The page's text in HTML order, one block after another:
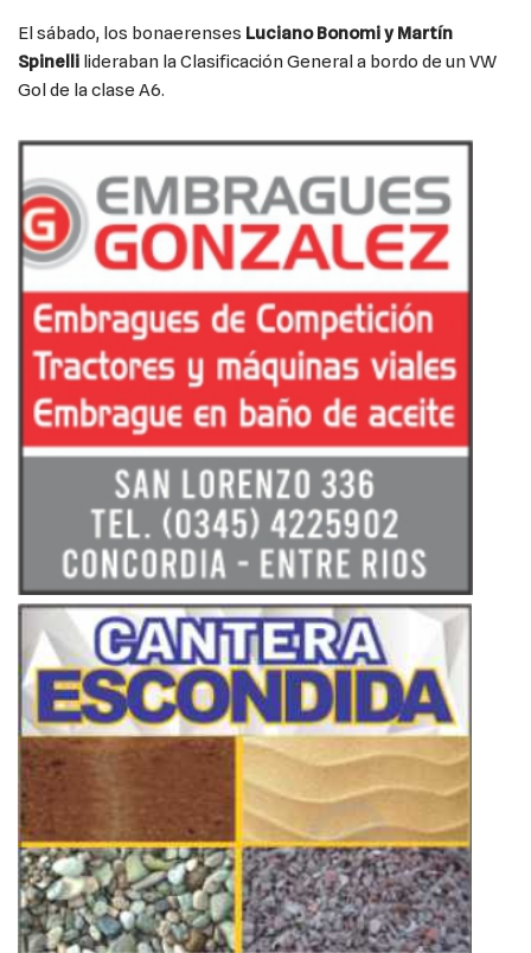
El sábado, los bonaerenses Luciano Bonomi y Martín
Spinelli lideraban la Clasificación General a bordo de un VW
Gol de la clase A6.